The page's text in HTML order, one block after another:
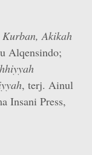
Akikah
Alqensindo;
, terj. Ainul
Insani Press,